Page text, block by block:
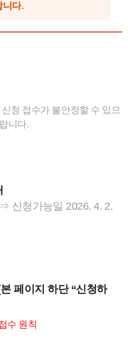
니다.
청 접수가 불안정할 수 있으
니다.
신청가능일 2026. 4. 2.
본 페이지 하단 “신청하
수 원칙